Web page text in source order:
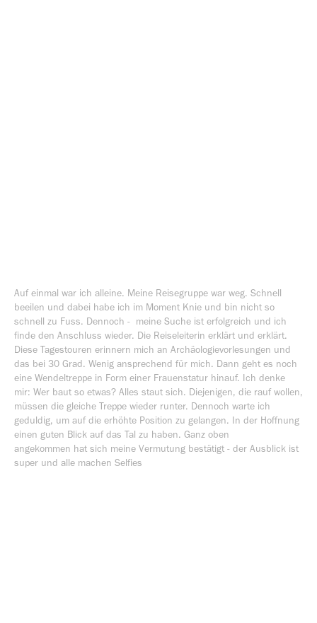
Auf einmal war ich alleine. Meine Reisegruppe war weg. Schnell
beeilen und dabei habe ich im Moment Knie und bin nicht so
schnell zu Fuss. Dennoch - meine Suche ist erfolgreich und ich
finde den Anschluss wieder. Die Reiseleiterin erklärt und erklärt.
Diese Tagestouren erinnern mich an Archäologievorlesungen und
das bei 30 Grad. Wenig ansprechend für mich. Dann geht es noch
eine Wendeltreppe in Form einer Frauenstatur hinauf. Ich denke
mir: Wer baut so etwas? Alles staut sich. Diejenigen, die rauf wollen,
müssen die gleiche Treppe wieder runter. Dennoch warte ich
geduldig, um auf die erhöhte Position zu gelangen. In der Hoffnung
einen guten Blick auf das Tal zu haben. Ganz oben
angekommen hat sich meine Vermutung bestätigt - der Ausblick ist
super und alle machen Selfies